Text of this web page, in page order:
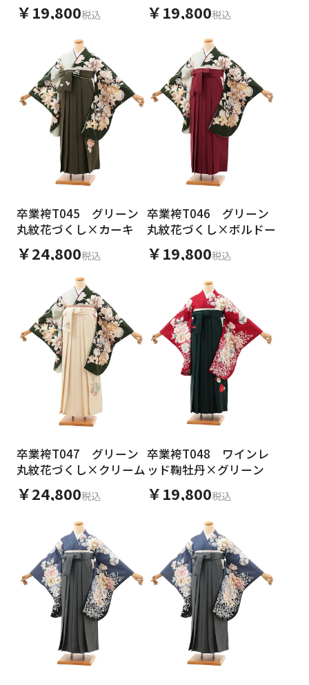
￥19,800税込 ￥19,800税込
卒業袴T045 グリーン
丸紋花づくし×カーキ
￥24,800税込
卒業袴T046 グリーン
丸紋花づくし×ボルドー
￥19,800税込
卒業袴T047 グリーン
丸紋花づくし×クリーム
￥24,800税込
卒業袴T048 ワインレ
ッド鞠牡丹×グリーン
￥19,800税込